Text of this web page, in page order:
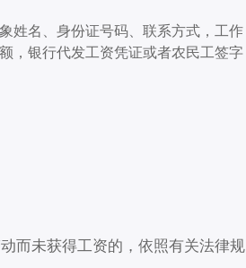
姓名、身份证号码、联系方式，工作
，银行代发工资凭证或者农民工签字
而未获得工资的，依照有关法律规